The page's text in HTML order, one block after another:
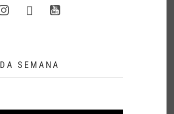
instagramwhatsappyoutube
SEMANA